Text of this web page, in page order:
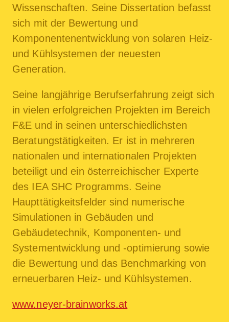
Wissenschaften. Seine Dissertation befasst
sich mit der Bewertung und
Komponentenentwicklung von solaren Heiz-
und Kühlsystemen der neuesten
Generation.
Seine langjährige Berufserfahrung zeigt sich
in vielen erfolgreichen Projekten im Bereich
F&E und in seinen unterschiedlichsten
Beratungstätigkeiten. Er ist in mehreren
nationalen und internationalen Projekten
beteiligt und ein österreichischer Experte
des IEA SHC Programms. Seine
Haupttätigkeitsfelder sind numerische
Simulationen in Gebäuden und
Gebäudetechnik, Komponenten- und
Systementwicklung und -optimierung sowie
die Bewertung und das Benchmarking von
erneuerbaren Heiz- und Kühlsystemen.
www.neyer-brainworks.at